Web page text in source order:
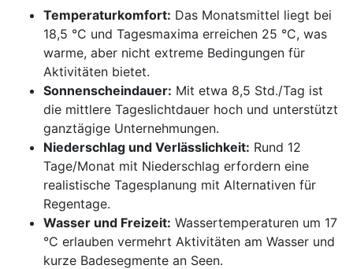
Temperaturkomfort: Das Monatsmittel liegt bei
18,5 °C und Tagesmaxima erreichen 25 °C, was
warme, aber nicht extreme Bedingungen für
Aktivitäten bietet.
Sonnenscheindauer: Mit etwa 8,5 Std./Tag ist
die mittlere Tageslichtdauer hoch und unterstützt
ganztägige Unternehmungen.
Niederschlag und Verlässlichkeit: Rund 12
Tage/Monat mit Niederschlag erfordern eine
realistische Tagesplanung mit Alternativen für
Regentage.
Wasser und Freizeit: Wassertemperaturen um 17
°C erlauben vermehrt Aktivitäten am Wasser und
kurze Badesegmente an Seen.